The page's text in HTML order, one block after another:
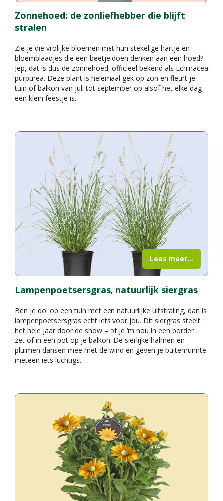
Zonnehoed: de zonliefhebber die blijft
stralen
Zie je die vrolijke bloemen met hun stekelige hartje en
bloemblaadjes die een beetje doen denken aan een hoed?
Jep, dat is dus de zonnehoed, officieel bekend als Echinacea
purpurea. Deze plant is helemaal gek op zon en fleurt je
tuin of balkon van juli tot september op alsof het elke dag
een klein feestje is.
Lampenpoetsersgras, natuurlijk siergras
Ben je dol op een tuin met een natuurlijke uitstraling, dan is
lampenpoetsersgras echt iets voor jou. Dit siergras steelt
het hele jaar door de show – of je ‘m nou in een border
zet of in een pot op je balkon. De sierlijke halmen en
pluimen dansen mee met de wind en geven je buitenruimte
meteen iets luchtigs.
Lees meer...